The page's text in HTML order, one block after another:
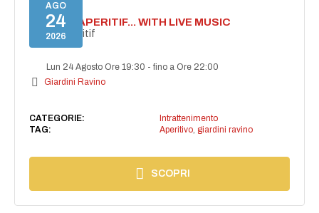
AGO
24
2026
SECRET APERITIF... WITH LIVE MUSIC
Secret aperitif
Lun 24 Agosto Ore 19:30 -fino a Ore 22:00
Giardini Ravino
CATEGORIE:
Intrattenimento
TAG:
Aperitivo, giardini ravino
SCOPRI